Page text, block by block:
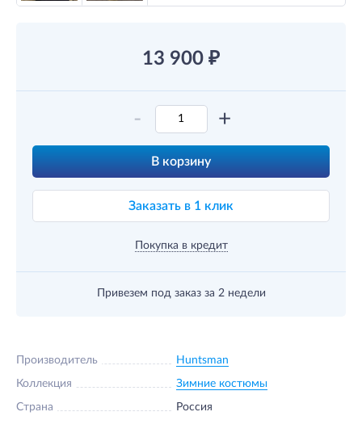
13 900 ₽
- +
В корзину
Заказать в 1 клик
Покупка в кредит
Привезем под заказ за 2 недели
Производитель Huntsman
Коллекция Зимние костюмы
Страна Россия